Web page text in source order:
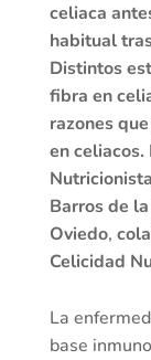
celiaca
habitual
Distintos
fibra en
razones
en
Barros de
Oviedo,
Celicidad
La
base